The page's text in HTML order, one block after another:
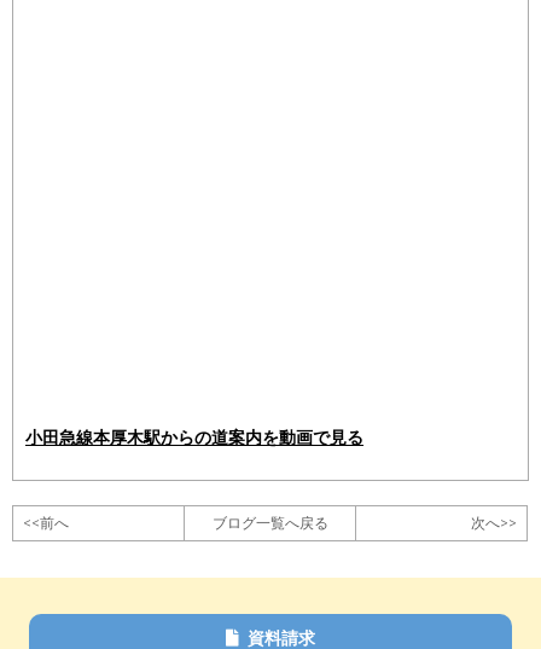
小田急線本厚木駅からの道案内を動画で見る
<<前へ ブログ一覧へ戻る 次へ>>
資料請求